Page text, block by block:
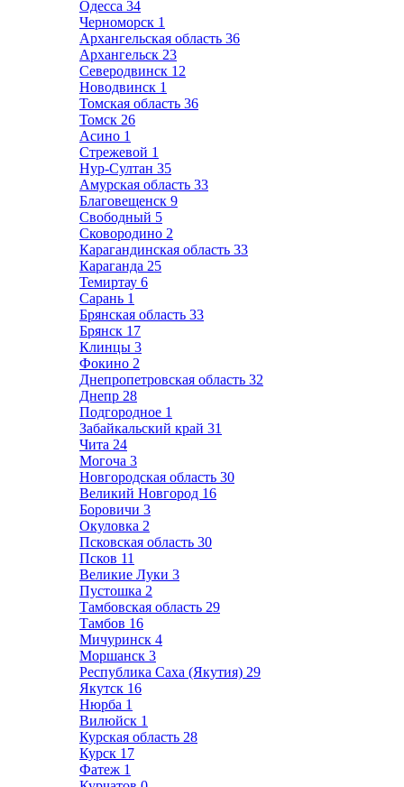
Одесса 34
Черноморск 1
Архангельская область 36
Архангельск 23
Северодвинск 12
Новодвинск 1
Томская область 36
Томск 26
Асино 1
Стрежевой 1
Нур-Султан 35
Амурская область 33
Благовещенск 9
Свободный 5
Сковородино 2
Карагандинская область 33
Караганда 25
Темиртау 6
Сарань 1
Брянская область 33
Брянск 17
Клинцы 3
Фокино 2
Днепропетровская область 32
Днепр 28
Подгородное 1
Забайкальский край 31
Чита 24
Могоча 3
Новгородская область 30
Великий Новгород 16
Боровичи 3
Окуловка 2
Псковская область 30
Псков 11
Великие Луки 3
Пустошка 2
Тамбовская область 29
Тамбов 16
Мичуринск 4
Моршанск 3
Республика Саха (Якутия) 29
Якутск 16
Нюрба 1
Вилюйск 1
Курская область 28
Курск 17
Фатеж 1